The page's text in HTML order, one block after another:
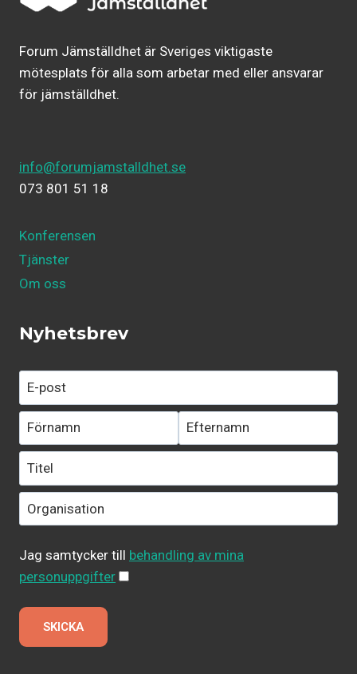
Forum Jämställdhet är Sveriges viktigaste
mötesplats för alla som arbetar med eller ansvarar
för jämställdhet.
info@forumjamstalldhet.se
073 801 51 18
Konferensen
Tjänster
Om oss
Nyhetsbrev
Jag samtycker till behandling av mina
personuppgifter